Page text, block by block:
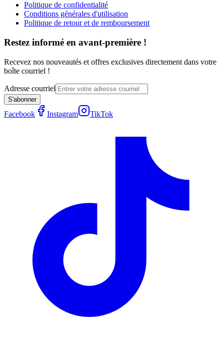
Politique de confidentialité
Conditions générales d'utilisation
Politique de retour et de remboursement
Restez informé en avant-première !
Recevez nos nouveautés et offres exclusives directement dans votre
boîte courriel !
Adresse courriel
S'abonner
Facebook Instagram TikTok